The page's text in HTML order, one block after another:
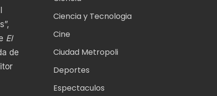
El
de
Ciencia y Tecnologia
Cine
Ciudad Metropoli
Deportes
Espectaculos